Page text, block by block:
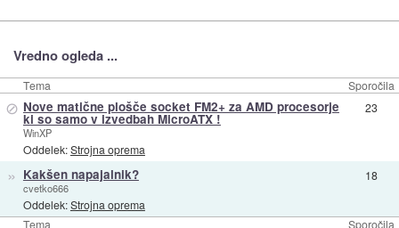
Vredno ogleda ...
Tema Sporočila
Tema Sporočila
⊘ Nove matične plošče socket FM2+ za AMD procesorje
ki so samo v izvedbah MicroATX !
WinXP
Oddelek:Strojna oprema
23
» Kakšen napajalnik?
cvetko666
Oddelek:Strojna oprema
18